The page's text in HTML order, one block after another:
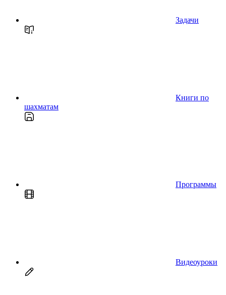
Задачи
Книги по
шахматам
Программы
Видеоуроки